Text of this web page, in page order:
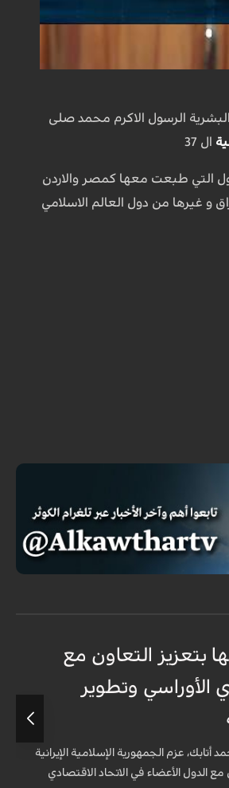
الرسول الاكرم محمد صلى
ال 37
التي طبعت معها كمصر والاردن
و غيرها من دول العالم الاسلامي
بتعزيز التعاون مع
الأوراسي وتطوير
أتابك، عزم الجمهورية الإسلامية الإيرانية
الدول الأعضاء في الاتحاد الاقتصادي